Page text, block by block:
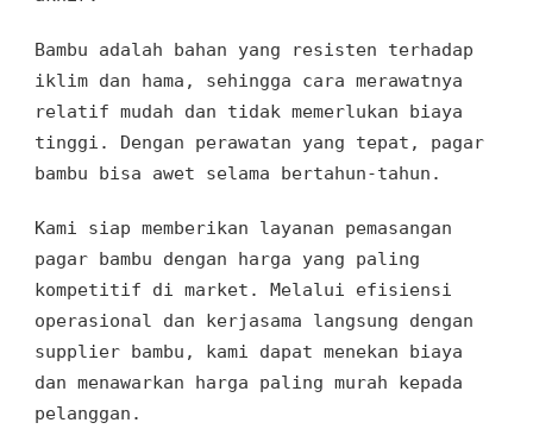
Bambu adalah bahan yang resisten terhadap
iklim dan hama, sehingga cara merawatnya
relatif mudah dan tidak memerlukan biaya
tinggi. Dengan perawatan yang tepat, pagar
bambu bisa awet selama bertahun-tahun.
Kami siap memberikan layanan pemasangan
pagar bambu dengan harga yang paling
kompetitif di market. Melalui efisiensi
operasional dan kerjasama langsung dengan
supplier bambu, kami dapat menekan biaya
dan menawarkan harga paling murah kepada
pelanggan.